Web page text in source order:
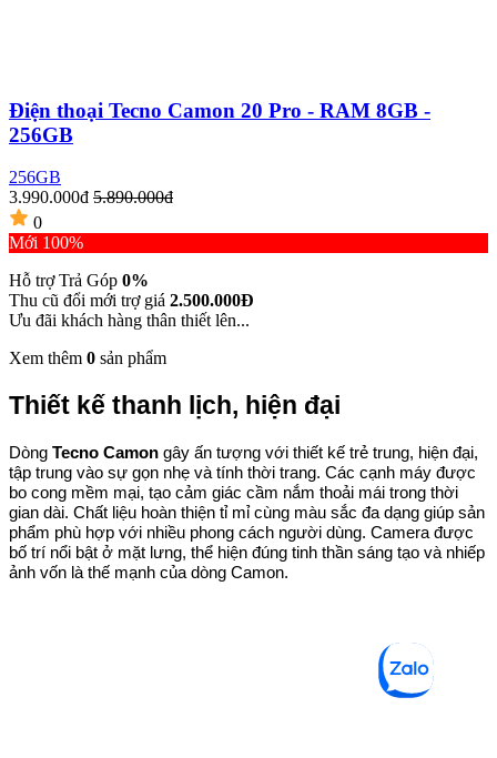
Điện thoại Tecno Camon 20 Pro - RAM 8GB -
256GB
256GB
3.990.000đ 5.890.000đ
0
Mới 100%
Hỗ trợ Trả Góp 0%
Thu cũ đổi mới trợ giá 2.500.000Đ
Ưu đãi khách hàng thân thiết lên...
Xem thêm 0 sản phẩm
Thiết kế thanh lịch, hiện đại
Dòng Tecno Camon gây ấn tượng với thiết kế trẻ trung, hiện đại,
tập trung vào sự gọn nhẹ và tính thời trang. Các cạnh máy được
bo cong mềm mại, tạo cảm giác cầm nắm thoải mái trong thời
gian dài. Chất liệu hoàn thiện tỉ mỉ cùng màu sắc đa dạng giúp sản
phẩm phù hợp với nhiều phong cách người dùng. Camera được
bố trí nổi bật ở mặt lưng, thể hiện đúng tinh thần sáng tạo và nhiếp
ảnh vốn là thế mạnh của dòng Camon.